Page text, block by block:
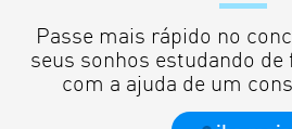
Passe mais rápido no
seus sonhos estudando
com a ajuda de um